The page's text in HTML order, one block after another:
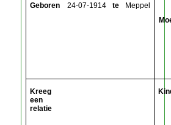
Geboren 24-07-1914 te Meppel
Kreeg
een
relatie